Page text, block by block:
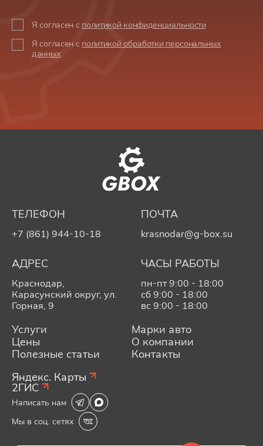
Я согласен с политикой конфиденциальности
Я согласен с политикой обработки персональных
данных
ТЕЛЕФОН
+7 (861) 944-10-18
ПОЧТА
krasnodar@g-box.su
АДРЕС
Краснодар,
Карасунский округ, ул.
Горная, 9
ЧАСЫ РАБОТЫ
пн-пт 9:00 - 18:00
сб 9:00 - 18:00
вс 9:00 - 18:00
Услуги
Марки авто
Цены
О компании
Полезные статьи
Контакты
Яндекс. Карты
2ГИС
Написать нам
Мы в соц. сетях